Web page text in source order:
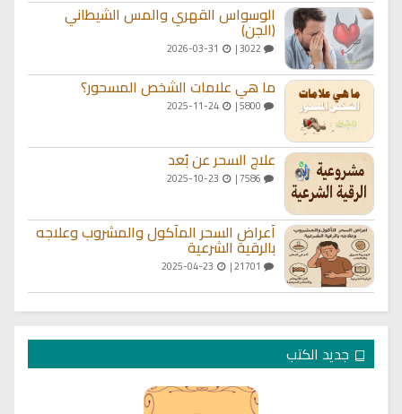
الوسواس القهري والمس الشيطاني
(الجن)
ما هي علامات الشخص المسحور؟
2025-11-24
علاج السحر عن بُعد
أعراض السحر المأكول والمشروب وعلاجه
بالرقية الشرعية
جديد الكتب